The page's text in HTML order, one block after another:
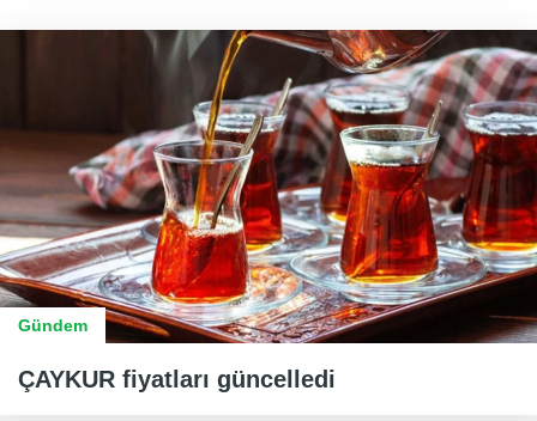
Gündem
ÇAYKUR fiyatları güncelledi